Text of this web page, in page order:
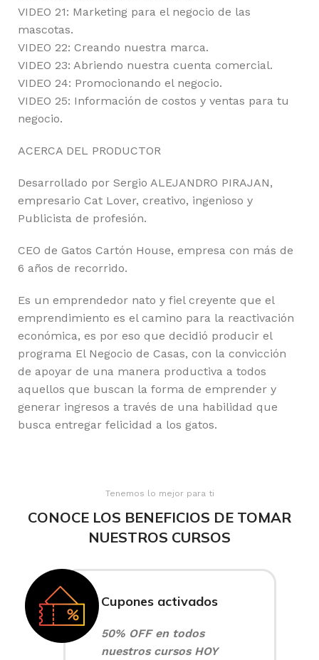
VIDEO 21: Marketing para el negocio de las
mascotas.
VIDEO 22: Creando nuestra marca.
VIDEO 23: Abriendo nuestra cuenta comercial.
VIDEO 24: Promocionando el negocio.
VIDEO 25: Información de costos y ventas para tu
negocio.
ACERCA DEL PRODUCTOR
Desarrollado por Sergio ALEJANDRO PIRAJAN,
empresario Cat Lover, creativo, ingenioso y
Publicista de profesión.
CEO de Gatos Cartón House, empresa con más de
6 años de recorrido.
Es un emprendedor nato y fiel creyente que el
emprendimiento es el camino para la reactivación
económica, es por eso que decidió producir el
programa El Negocio de Casas, con la convicción
de apoyar de una manera productiva a todos
aquellos que buscan la forma de emprender y
generar ingresos a través de una habilidad que
busca entregar felicidad a los gatos.
Tenemos lo mejor para ti
CONOCE LOS BENEFICIOS DE TOMAR
NUESTROS CURSOS
Cupones activados
50% OFF en todos
nuestros cursos HOY